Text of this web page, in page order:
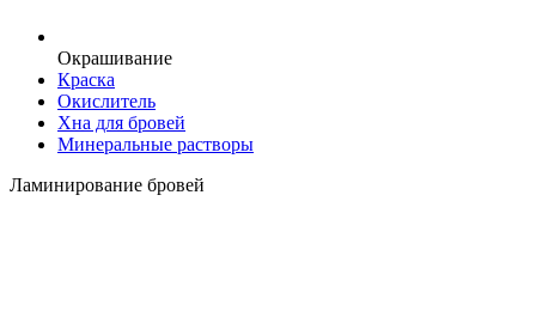
Окрашивание
Краска
Окислитель
Хна для бровей
Минеральные растворы
Ламинирование бровей